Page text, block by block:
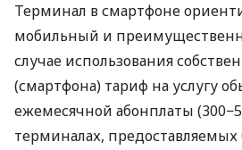
Терминал в смартфоне
мобильный и
случае использования
(смартфона) тариф на услугу
ежемесячной абонплаты
терминалах,